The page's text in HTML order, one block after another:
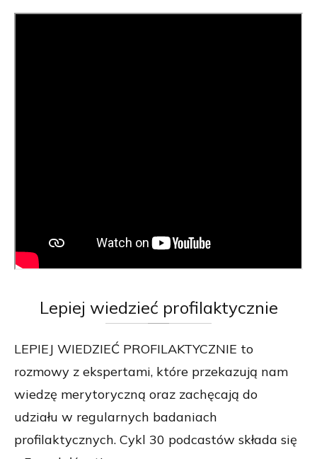
Lepiej wiedzieć profilaktycznie
LEPIEJ WIEDZIEĆ PROFILAKTYCZNIE to
rozmowy z ekspertami, które przekazują nam
wiedzę merytoryczną oraz zachęcają do
udziału w regularnych badaniach
profilaktycznych. Cykl 30 podcastów składa się